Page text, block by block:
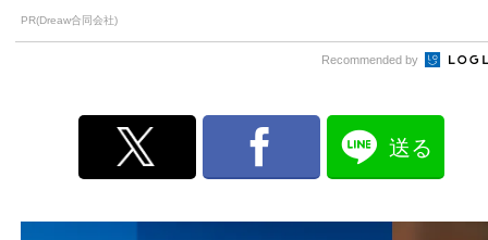
PR(Dreaw合同会社)
Recommended by
送る